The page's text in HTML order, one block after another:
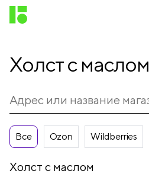
Холст с маслом
Все Ozon Wildberries
Холст с маслом